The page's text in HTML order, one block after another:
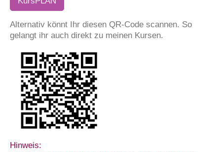
Alternativ könnt Ihr diesen QR-Code scannen. So
gelangt ihr auch direkt zu meinen Kursen.
Hinweis: